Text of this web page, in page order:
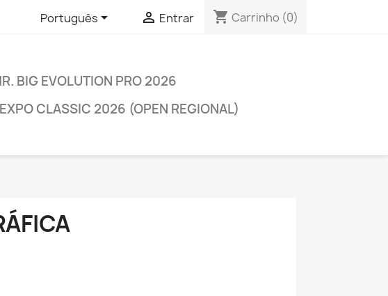
Português  Entrar shopping_cart Carrinho (0)
BIG EVOLUTION PRO 2026
CLASSIC 2026 (OPEN REGIONAL)